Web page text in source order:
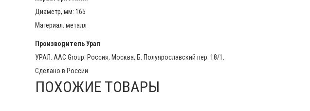
Диаметр, мм: 165
Материал: металл
ПроизводительУрал
УРАЛ. AAC Group. Россия, Москва, Б. Полуярославский пер. 18/1.
Сделано в России
ПОХОЖИЕ ТОВАРЫ